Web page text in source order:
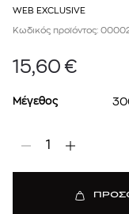
WEB EXCLUSIVE
Κωδικός προϊόντος:
15,60 €
Μέγεθος
1